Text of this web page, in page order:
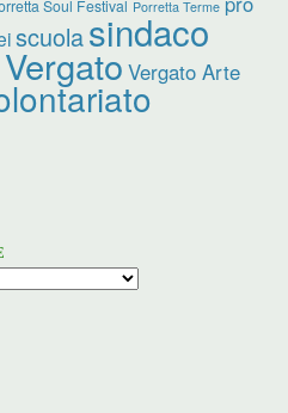
Soul Festival Porretta Terme
scuolasindaco
Vergato Vergato Arte